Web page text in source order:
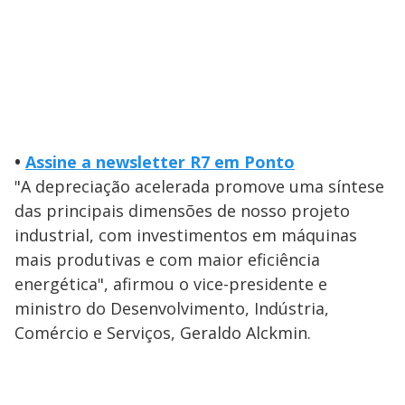
• Assine a newsletter R7 em Ponto
"A depreciação acelerada promove uma síntese
das principais dimensões de nosso projeto
industrial, com investimentos em máquinas
mais produtivas e com maior eficiência
energética", afirmou o vice-presidente e
ministro do Desenvolvimento, Indústria,
Comércio e Serviços, Geraldo Alckmin.